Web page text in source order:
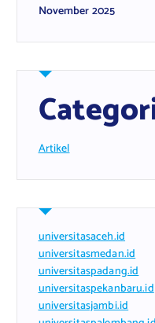
November 2025
Artikel
universitasaceh.id
universitasmedan.id
universitaspadang.id
universitaspekanbaru.id
universitasjambi.id